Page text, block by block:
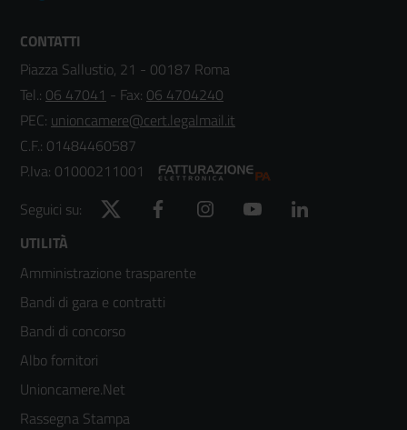
CONTATTI
Piazza Sallustio, 21 - 00187 Roma
Tel.: 06 47041 - Fax: 06 4704240
PEC: unioncamere@cert.legalmail.it
C.F.: 01484460587
P.Iva: 01000211001
Seguici su:
Twitter Facebook Instagram YouTube
Footer
menù
colonna
2
UTILITÀ
Amministrazione trasparente
Bandi di gara e contratti
Bandi di concorso
Albo fornitori
Unioncamere.Net
Rassegna Stampa